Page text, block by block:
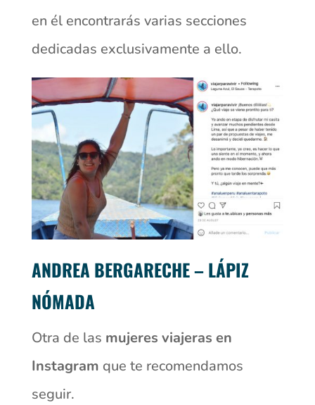
en él encontrarás varias secciones
dedicadas exclusivamente a ello.
ANDREA BERGARECHE – LÁPIZ
NÓMADA
Otra de las mujeres viajeras en
Instagram que te recomendamos
seguir.